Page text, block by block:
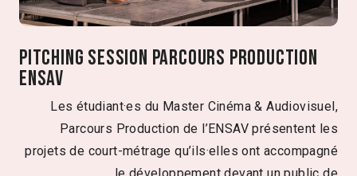
Pitching Session Parcours production
ENSAV
Les étudiant·es du Master Cinéma & Audiovisuel,
Parcours Production de l’ENSAV présentent les
projets de court-métrage qu’ils·elles ont accompagné
le développement devant un public de